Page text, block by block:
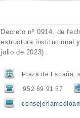
Decreto nº 0914, de
estructura institucional
julio de 2023).
Plaza de España,
952 69 91 57